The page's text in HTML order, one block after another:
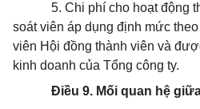
5. Chi phí cho hoạt động
soát viên áp dụng định mức
viên Hội đồng thành viên và
kinh doanh của Tổng công ty.
Điều 9. Mối quan hệ